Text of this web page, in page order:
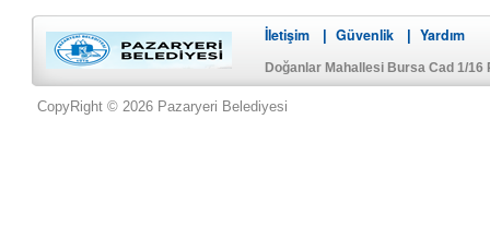
İletişim Güvenlik Yardım
Doğanlar Mahallesi Bursa Cad 1/16
CopyRight © 2026 Pazaryeri Belediyesi